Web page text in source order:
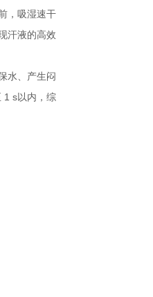
，吸湿速干
汗液的高效
水、产生闷
1 s以内，综